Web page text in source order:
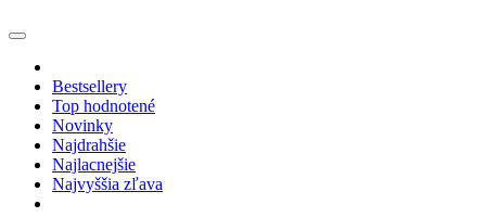
Bestsellery
Top hodnotené
Novinky
Najdrahšie
Najlacnejšie
Najvyššia zľava